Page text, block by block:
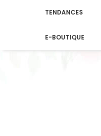
TENDANCES
E-BOUTIQUE